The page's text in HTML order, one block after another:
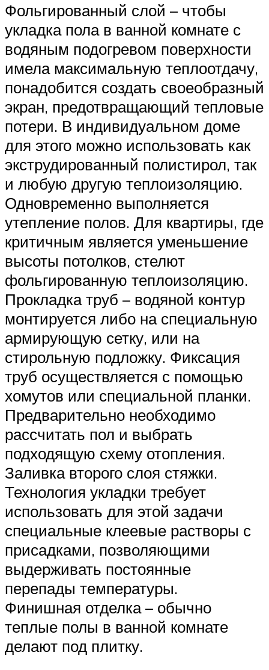
Фольгированный слой – чтобы
укладка пола в ванной комнате с
водяным подогревом поверхности
имела максимальную теплоотдачу,
понадобится создать своеобразный
экран, предотвращающий тепловые
потери. В индивидуальном доме
для этого можно использовать как
экструдированный полистирол, так
и любую другую теплоизоляцию.
Одновременно выполняется
утепление полов. Для квартиры, где
критичным является уменьшение
высоты потолков, стелют
фольгированную теплоизоляцию.
Прокладка труб – водяной контур
монтируется либо на специальную
армирующую сетку, или на
стирольную подложку. Фиксация
труб осуществляется с помощью
хомутов или специальной планки.
Предварительно необходимо
рассчитать пол и выбрать
подходящую схему отопления.
Заливка второго слоя стяжки.
Технология укладки требует
использовать для этой задачи
специальные клеевые растворы с
присадками, позволяющими
выдерживать постоянные
перепады температуры.
Финишная отделка – обычно
теплые полы в ванной комнате
делают под плитку.